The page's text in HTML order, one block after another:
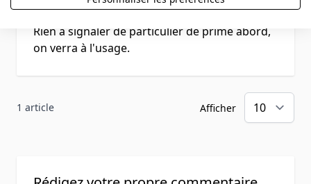
Soumis parfosca 27 mars 2016
27/03/2016
Rien à signaler de particulier de prime abord,
on verra à l'usage.
1 article Afficher